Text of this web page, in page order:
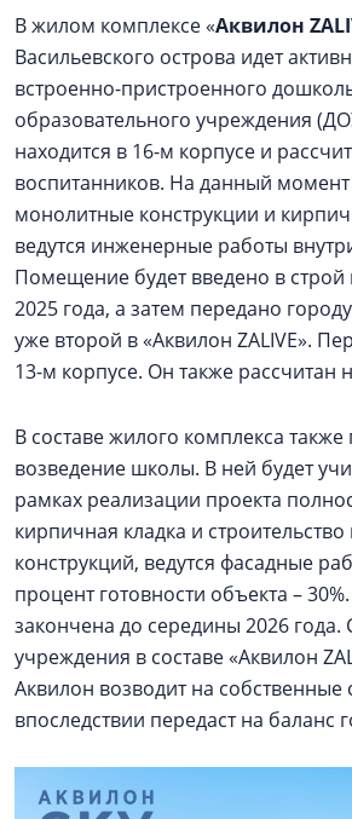
В жилом комплексе «Аквилон
Васильевского острова идет
встроенно-пристроенного
образовательного учреждения
находится в 16-м корпусе и
воспитанников. На данный момент
монолитные конструкции и
ведутся инженерные работы
Помещение будет введено в строй
2025 года, а затем передано
уже второй в «Аквилон ZALIVE».
13-м корпусе. Он также рассчитан
В составе жилого комплекса
возведение школы. В ней будет
рамках реализации проекта
кирпичная кладка и
конструкций, ведутся фасадные
процент готовности объекта –
закончена до середины 2026
учреждения в составе «Аквилон
Аквилон возводит на собственные
впоследствии передаст на баланс